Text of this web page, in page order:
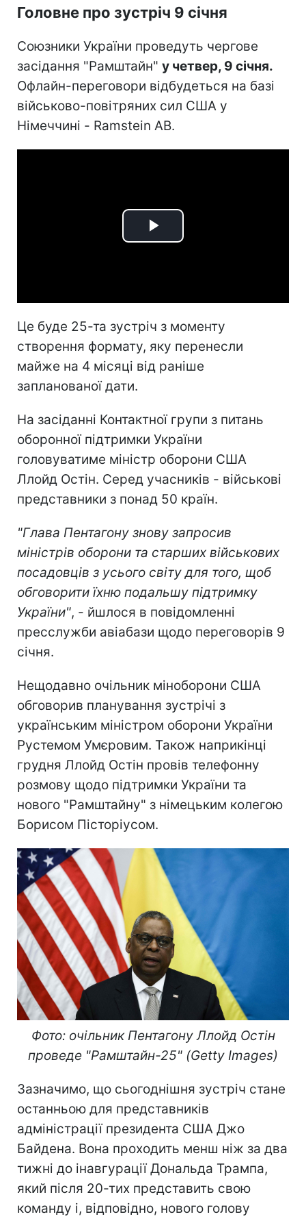
Головне про зустріч 9 січня
Союзники України проведуть чергове
засідання "Рамштайн" у четвер, 9 січня.
Офлайн-переговори відбудеться на базі
військово-повітряних сил США у
Німеччині - Ramstein AB.
Play
Це буде 25-та зустріч з моменту
створення формату, яку перенесли
майже на 4 місяці від раніше
запланованої дати.
На засіданні Контактної групи з питань
оборонної підтримки України
головуватиме міністр оборони США
Ллойд Остін. Серед учасників - військові
представники з понад 50 країн.
"Глава Пентагону знову запросив
міністрів оборони та старших військових
посадовців з усього світу для того, щоб
обговорити їхню подальшу підтримку
України", - йшлося в повідомленні
пресслужби авіабази щодо переговорів 9
січня.
Нещодавно очільник міноборони США
обговорив планування зустрічі з
українським міністром оборони України
Рустемом Умєровим. Також наприкінці
грудня Ллойд Остін провів телефонну
розмову щодо підтримки України та
нового "Рамштайну" з німецьким колегою
Борисом Пісторіусом.
Фото: очільник Пентагону Ллойд Остін
проведе "Рамштайн-25" (Getty Images)
Зазначимо, що сьогоднішня зустріч стане
останньою для представників
адміністрації президента США Джо
Байдена. Вона проходить менш ніж за два
тижні до інавгурації Дональда Трампа,
який після 20-тих представить свою
команду і, відповідно, нового голову